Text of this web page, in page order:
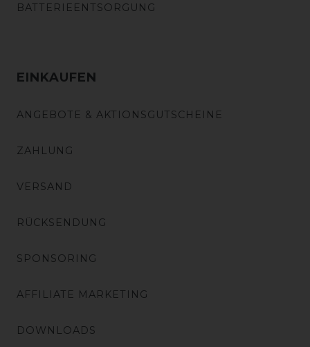
BATTERIEENTSORGUNG
EINKAUFEN
ANGEBOTE & AKTIONSGUTSCHEINE
ZAHLUNG
VERSAND
RÜCKSENDUNG
SPONSORING
AFFILIATE MARKETING
DOWNLOADS